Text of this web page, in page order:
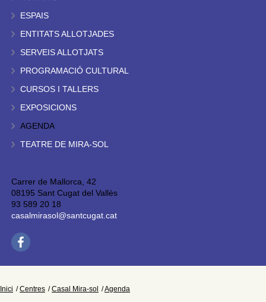
ESPAIS
ENTITATS ALLOTJADES
SERVEIS ALLOTJATS
PROGRAMACIÓ CULTURAL
CURSOS I TALLERS
EXPOSICIONS
AGENDA
TEATRE DE MIRA-SOL
Carrer de Mallorca, 42
08195 Sant Cugat del Vallès
93 589 20 18
casalmirasol@santcugat.cat
Inici Centres Casal Mira-sol Agenda